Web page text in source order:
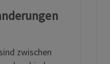
zwischen